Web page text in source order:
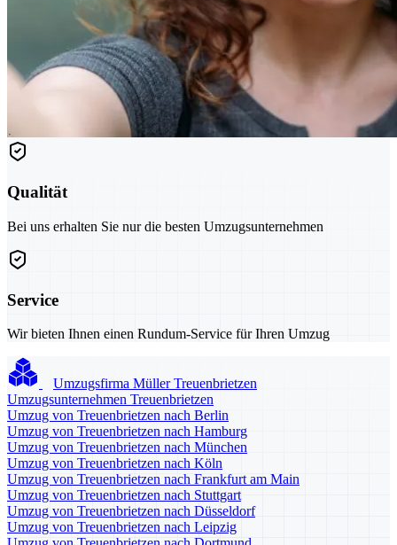
Qualität
Bei uns erhalten Sie nur die besten Umzugsunternehmen
Service
Wir bieten Ihnen einen Rundum-Service für Ihren Umzug
Umzugsfirma Müller Treuenbrietzen
Umzugsunternehmen Treuenbrietzen
Umzug von Treuenbrietzen nach Berlin
Umzug von Treuenbrietzen nach Hamburg
Umzug von Treuenbrietzen nach München
Umzug von Treuenbrietzen nach Köln
Umzug von Treuenbrietzen nach Frankfurt am Main
Umzug von Treuenbrietzen nach Stuttgart
Umzug von Treuenbrietzen nach Düsseldorf
Umzug von Treuenbrietzen nach Leipzig